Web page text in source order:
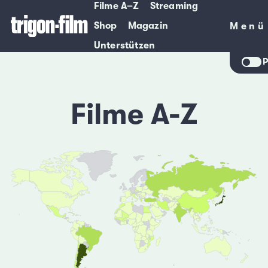
Filme A–Z
Streaming
Shop
Magazin
Unterstützen
Menü
Menü
Filme A-Z